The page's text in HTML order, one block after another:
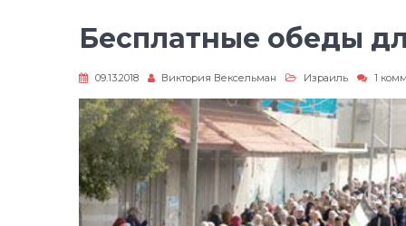
Бесплатные обеды
09.13.2018 Виктория Вексельман Израиль 1